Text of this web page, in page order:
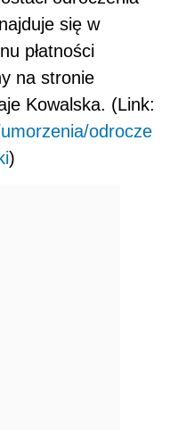
się w
płatności
na stronie
Kowalska. (Link:
odrocze
)